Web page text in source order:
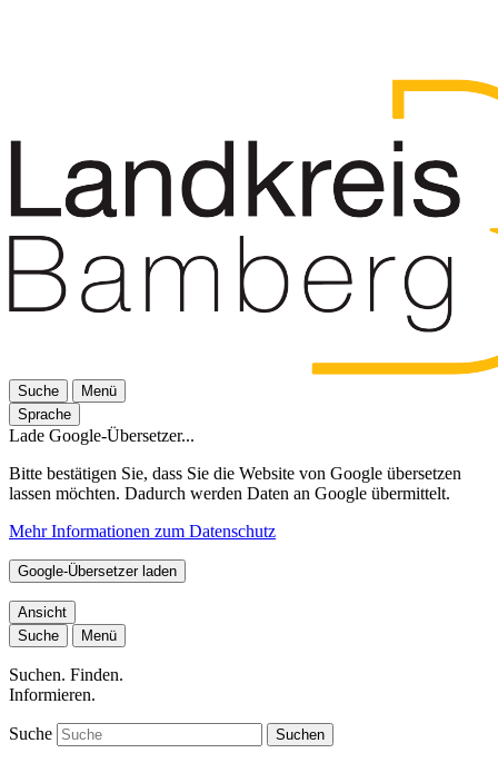
Suche
Menü
Sprache
Lade Google-Übersetzer...
Bitte bestätigen Sie, dass Sie die Website von Google übersetzen
lassen möchten. Dadurch werden Daten an Google übermittelt.
Mehr Informationen zum Datenschutz
Google-Übersetzer laden
Ansicht
Suche
Menü
Suchen. Finden.
Informieren.
Suche Suchen